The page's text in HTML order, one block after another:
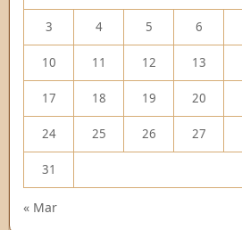
3 4 5 6
10 11 12 13
17 18 19 20
24 25 26 27
31
« Mar